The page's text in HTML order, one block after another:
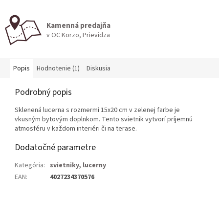
Kamenná predajňa
v OC Korzo, Prievidza
Popis Hodnotenie (1) Diskusia
Podrobný popis
Sklenená lucerna s rozmermi 15x20 cm v zelenej farbe je
vkusným bytovým doplnkom. Tento svietnik vytvorí príjemnú
atmosféru v každom interiéri či na terase.
Dodatočné parametre
Kategória: svietniky, lucerny
EAN: 4027234370576